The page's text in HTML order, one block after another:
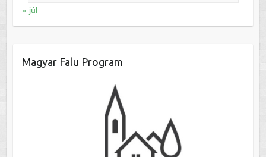
« júl
Magyar Falu Program